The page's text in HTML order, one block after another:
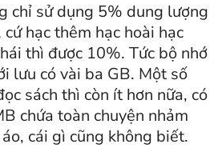
chỉ sử dụng 5% dung lượng
hạc thêm hạc hoài hạc
thì được 10%. Tức bộ nhớ
lưu có vài ba GB. Một số
sách thì còn ít hơn nữa, có
chứa toàn chuyện nhảm
cái gì cũng không biết.